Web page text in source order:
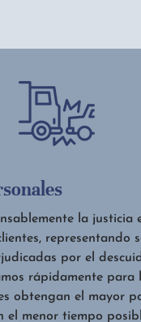
la justicia
representando
por el
rápidamente para
obtengan el mayor
el menor tiempo